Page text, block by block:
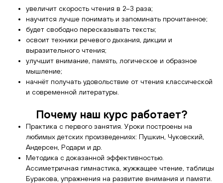
увеличит скорость чтения в 2–3 раза;
научится лучше понимать и запоминать прочитанное;
будет свободно пересказывать тексты;
освоит техники речевого дыхания, дикции и
выразительного чтения;
улучшит внимание, память, логическое и образное
мышление;
начнёт получать удовольствие от чтения классической
и современной литературы.
Почему наш курс работает?
Практика с первого занятия. Уроки построены на
любимых детских произведениях: Пушкин, Чуковский,
Андерсен, Родари и др.
Методика с доказанной эффективностью.
Ассиметричная гимнастика, жужжащее чтение, таблицы
Буракова, упражнения на развитие внимания и памяти.